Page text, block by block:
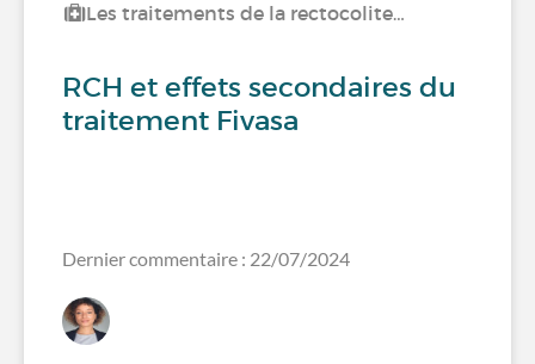
Les traitements de la rectocolite…
RCH et effets secondaires du
traitement Fivasa
Dernier commentaire : 22/07/2024